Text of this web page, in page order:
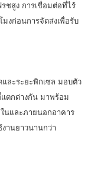
ชสูง การเชื่อมต่อที่ไร้
งก่อนการจัดส่งเพื่อรับ
ละระยะพิกเซล มอบตัว
แตกต่างกัน มาพร้อม
นและภายนอกอาคาร
านยาวนานกว่า